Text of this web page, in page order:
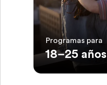
Programas para
18–25 años